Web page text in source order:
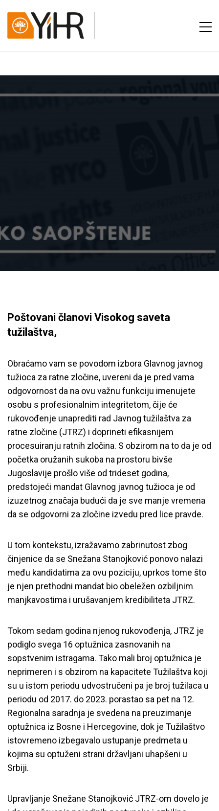
Poštovani članovi Visokog saveta
tužilaštva,
Obraćamo vam se povodom izbora Glavnog javnog
tužioca za ratne zločine, uvereni da je pred vama
odgovornost da na ovu važnu funkciju imenujete
osobu s profesionalnim integritetom, čije će
rukovođenje unaprediti rad Javnog tužilaštva za
ratne zločine (JTRZ) i doprineti efikasnijem
procesuiranju ratnih zločina. S obzirom na to da je od
početka oružanih sukoba na prostoru bivše
Jugoslavije prošlo više od trideset godina,
predstojeći mandat Glavnog javnog tužioca je od
izuzetnog značaja budući da je sve manje vremena
da se odgovorni za zločine izvedu pred lice pravde.
U tom kontekstu, izražavamo zabrinutost zbog
činjenice da se Snežana Stanojković ponovo nalazi
među kandidatima za ovu poziciju, uprkos tome što
je njen prethodni mandat bio obeležen ozbiljnim
manjkavostima i urušavanjem kredibiliteta JTRZ.
Tokom sedam godina njenog rukovođenja, JTRZ je
podiglo svega 16 optužnica zasnovanih na
sopstvenim istragama. Tako mali broj optužnica je
neprimeren i s obzirom na kapacitete Tužilaštva koji
su u istom periodu udvostručeni pa je broj tužilaca u
periodu od 2017. do 2023. porastao sa pet na 12.
Regionalna saradnja je svedena na preuzimanje
optužnica iz Bosne i Hercegovine, dok je Tužilaštvo
istovremeno izbegavalo ustupanje predmeta u
kojima su optuženi strani državljani uhapšeni u
Srbiji.
Upravljanje Snežane Stanojković JTRZ-om dovelo je